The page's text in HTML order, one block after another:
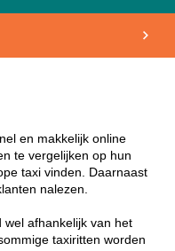
en makkelijk online
te vergelijken op hun
taxi vinden. Daarnaast
nalezen.
wel afhankelijk van het
taxiritten worden